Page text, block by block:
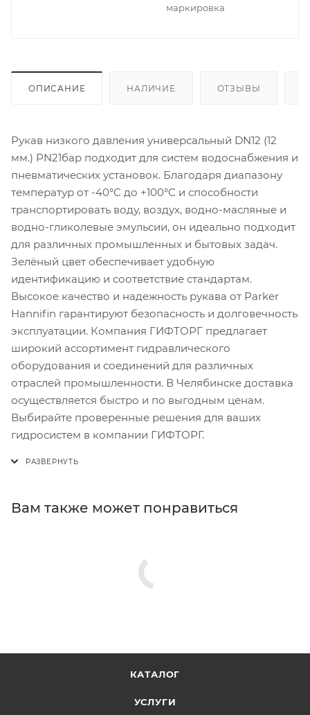
маркировка
ОПИСАНИЕ НАЛИЧИЕ ОТЗЫВЫ
Рукав низкого давления универсальный DN12 (12
мм.) PN21бар подходит для систем водоснабжения и
пневматических установок. Благодаря диапазону
температур от -40°C до +100°C и способности
транспортировать воду, воздух, водно-масляные и
водно-гликолевые эмульсии, он идеально подходит
для различных промышленных и бытовых задач.
Зелёный цвет обеспечивает удобную
идентификацию и соответствие стандартам.
Высокое качество и надежность рукава от Parker
Hannifin гарантируют безопасность и долговечность
эксплуатации. Компания ГИФТОРГ предлагает
широкий ассортимент гидравлического
оборудования и соединений для различных
отраслей промышленности. В Челябинске доставка
осуществляется быстро и по выгодным ценам.
Выбирайте проверенные решения для ваших
гидросистем в компании ГИФТОРГ.
Вам также может понравиться
КАТАЛОГ
УСЛУГИ